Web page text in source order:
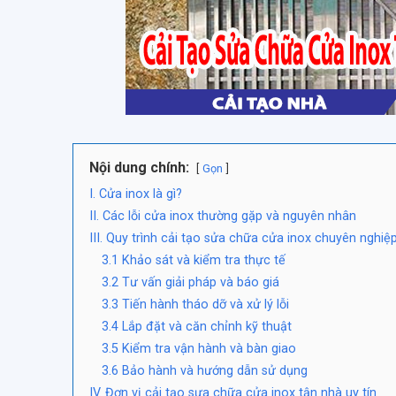
Nội dung chính: Gọn
I. Cửa inox là gì?
II. Các lỗi cửa inox thường gặp và nguyên nhân
III. Quy trình cải tạo sửa chữa cửa inox chuyên
3.1 Khảo sát và kiểm tra thực tế
3.2 Tư vấn giải pháp và báo giá
3.3 Tiến hành tháo dỡ và xử lý lỗi
3.4 Lắp đặt và căn chỉnh kỹ thuật
3.5 Kiểm tra vận hành và bàn giao
3.6 Bảo hành và hướng dẫn sử dụng